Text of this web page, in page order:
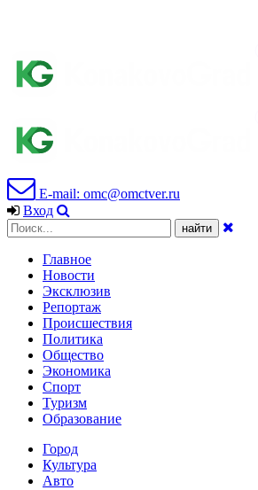
E-mail: omc@omctver.ru
Вход
Главное
Новости
Эксклюзив
Репортаж
Происшествия
Политика
Общество
Экономика
Спорт
Туризм
Образование
Город
Культура
Авто